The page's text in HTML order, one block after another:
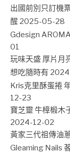
出國前別只訂機
醒 2025-05-28
Gdesign
01
玩味天盛 厚片月
想吃隨時有
Kris克里酥蛋捲
12-23
寶芝靈 牛樟椴木
2024-12-02
黃家三代祖傳油
Gleaming Nails